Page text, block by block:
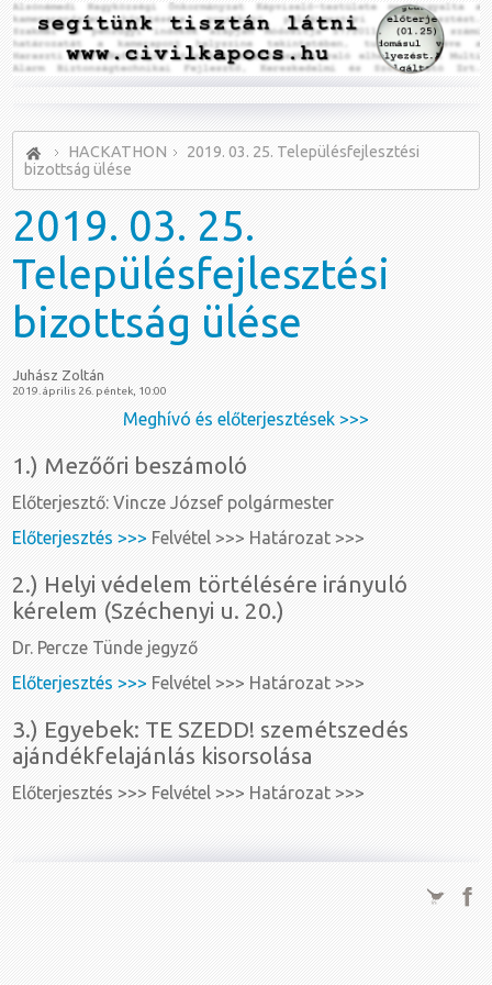
HACKATHON
2019. 03. 25. Településfejlesztési
bizottság ülése
2019. 03. 25.
Településfejlesztési
bizottság ülése
Juhász Zoltán
2019. április 26. péntek, 10:00
Meghívó és előterjesztések >>>
1.) Mezőőri beszámoló
Előterjesztő: Vincze József polgármester
Előterjesztés >>> Felvétel >>> Határozat >>>
2.) Helyi védelem törtélésére irányuló
kérelem (Széchenyi u. 20.)
Dr. Percze Tünde jegyző
Előterjesztés >>> Felvétel >>> Határozat >>>
3.) Egyebek: TE SZEDD! szemétszedés
ajándékfelajánlás kisorsolása
Előterjesztés >>> Felvétel >>> Határozat >>>